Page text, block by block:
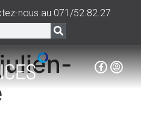
nous au 071/52.82.27